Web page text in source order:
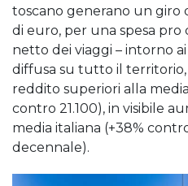
toscano generano un giro
di euro, per una spesa pro
netto dei viaggi – intorno
diffusa su tutto il
reddito superiori alla
contro 21.100), in visibile
media italiana (+38% contro
decennale).